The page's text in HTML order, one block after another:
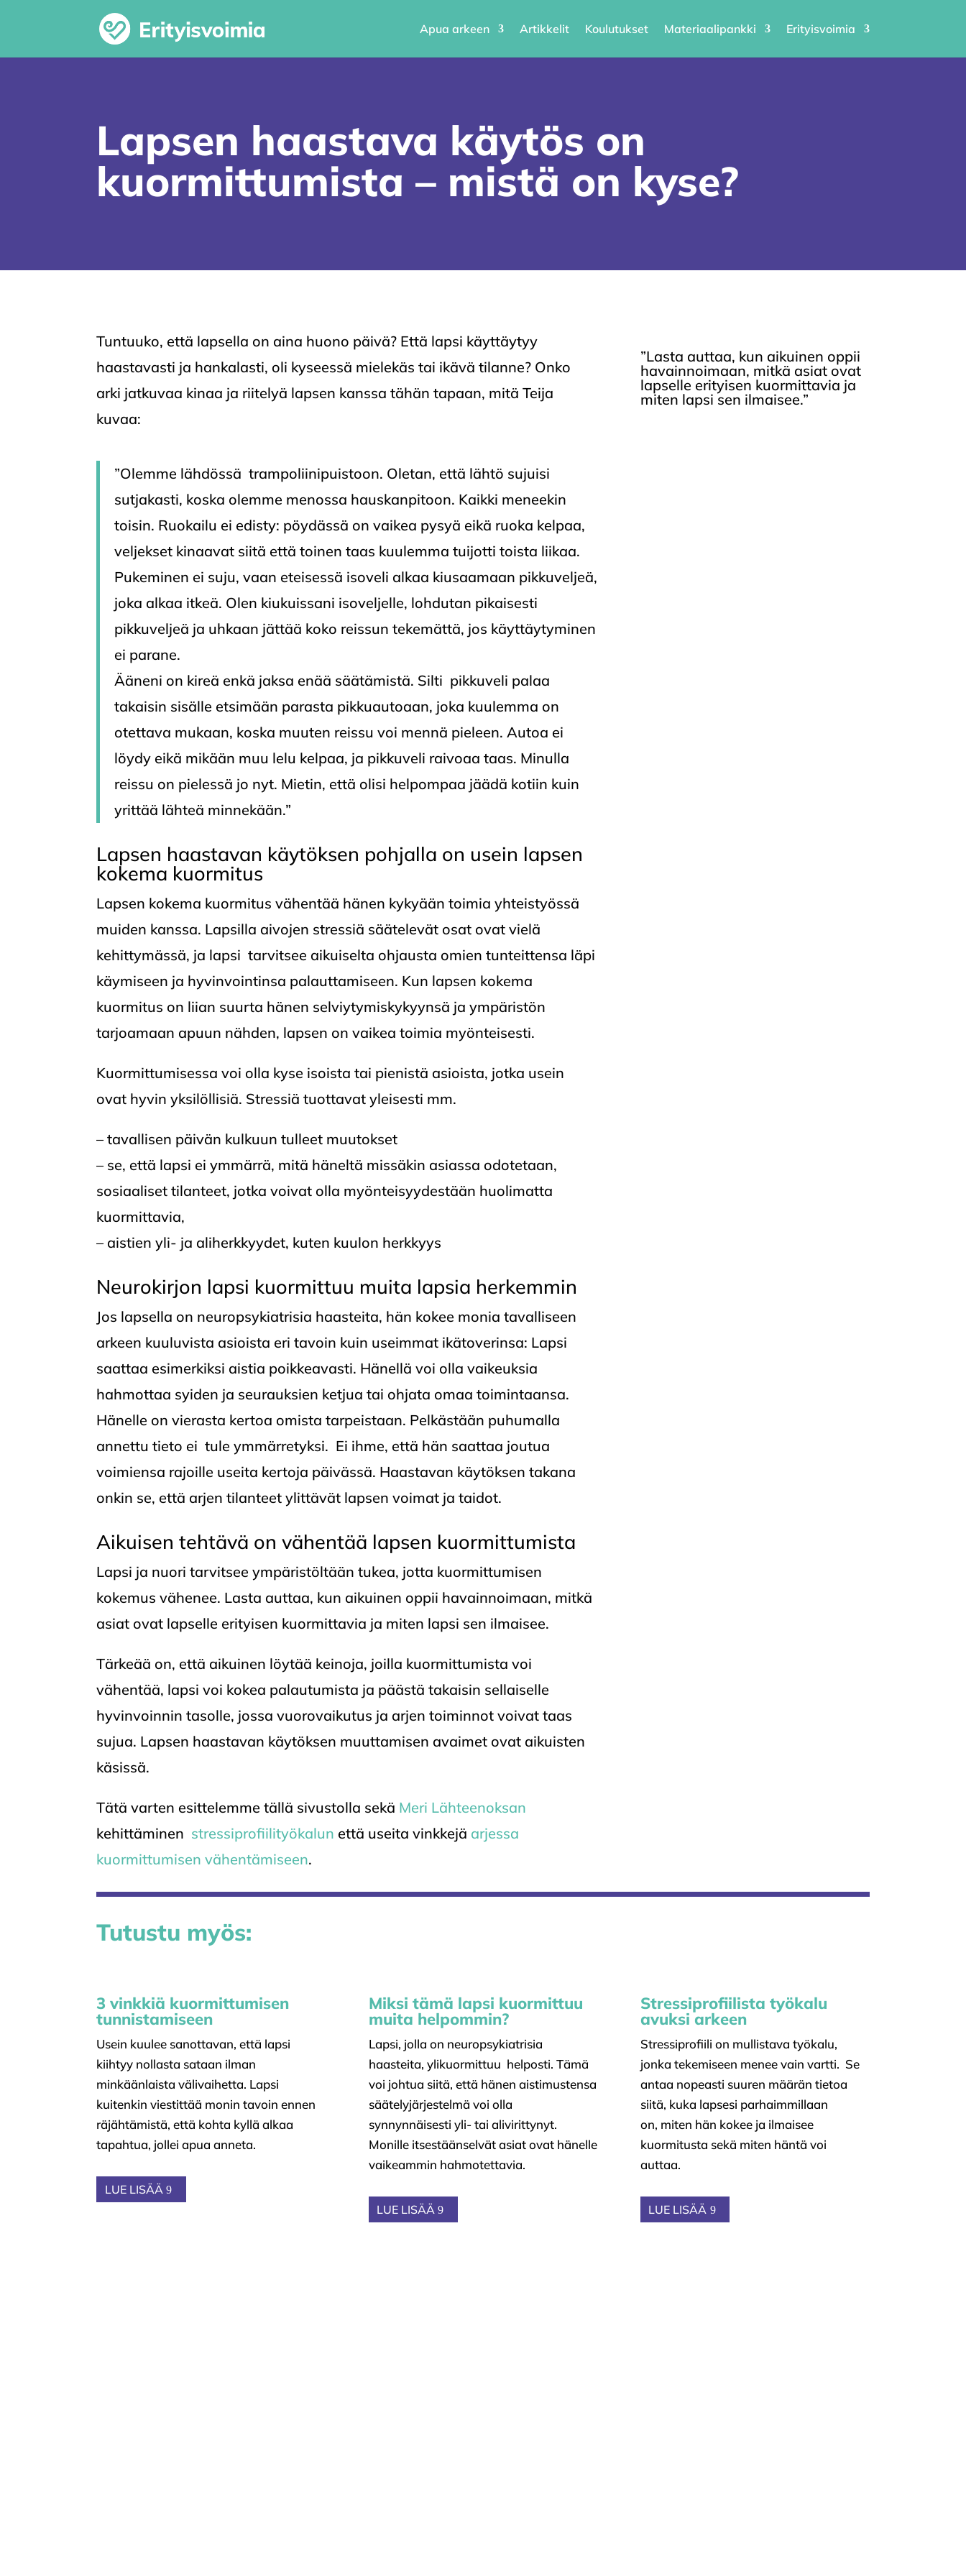
Apua arkeen Artikkelit Koulutukset Materiaalipankki Erityisvoimia
Lapsen haastava käytös on
kuormittumista – mistä on kyse?
Tuntuuko, että lapsella on aina huono päivä? Että lapsi käyttäytyy
haastavasti ja hankalasti, oli kyseessä mielekäs tai ikävä tilanne? Onko
arki jatkuvaa kinaa ja riitelyä lapsen kanssa tähän tapaan, mitä Teija
kuvaa:
”Olemme lähdössä trampoliinipuistoon. Oletan, että lähtö sujuisi
sutjakasti, koska olemme menossa hauskanpitoon. Kaikki meneekin
toisin. Ruokailu ei edisty: pöydässä on vaikea pysyä eikä ruoka kelpaa,
veljekset kinaavat siitä että toinen taas kuulemma tuijotti toista liikaa.
Pukeminen ei suju, vaan eteisessä isoveli alkaa kiusaamaan pikkuveljeä,
joka alkaa itkeä. Olen kiukuissani isoveljelle, lohdutan pikaisesti
pikkuveljeä ja uhkaan jättää koko reissun tekemättä, jos käyttäytyminen
ei parane.
Ääneni on kireä enkä jaksa enää säätämistä. Silti pikkuveli palaa
takaisin sisälle etsimään parasta pikkuautoaan, joka kuulemma on
otettava mukaan, koska muuten reissu voi mennä pieleen. Autoa ei
löydy eikä mikään muu lelu kelpaa, ja pikkuveli raivoaa taas. Minulla
reissu on pielessä jo nyt. Mietin, että olisi helpompaa jäädä kotiin kuin
yrittää lähteä minnekään.”
Lapsen haastavan käytöksen pohjalla on usein lapsen
kokema kuormitus
Lapsen kokema kuormitus vähentää hänen kykyään toimia yhteistyössä
muiden kanssa. Lapsilla aivojen stressiä säätelevät osat ovat vielä
kehittymässä, ja lapsi tarvitsee aikuiselta ohjausta omien tunteittensa läpi
käymiseen ja hyvinvointinsa palauttamiseen. Kun lapsen kokema
kuormitus on liian suurta hänen selviytymiskykyynsä ja ympäristön
tarjoamaan apuun nähden, lapsen on vaikea toimia myönteisesti.
Kuormittumisessa voi olla kyse isoista tai pienistä asioista, jotka usein
ovat hyvin yksilöllisiä. Stressiä tuottavat yleisesti mm.
– tavallisen päivän kulkuun tulleet muutokset
– se, että lapsi ei ymmärrä, mitä häneltä missäkin asiassa odotetaan,
sosiaaliset tilanteet, jotka voivat olla myönteisyydestään huolimatta
kuormittavia,
– aistien yli- ja aliherkkyydet, kuten kuulon herkkyys
Neurokirjon lapsi kuormittuu muita lapsia herkemmin
Jos lapsella on neuropsykiatrisia haasteita, hän kokee monia tavalliseen
arkeen kuuluvista asioista eri tavoin kuin useimmat ikätoverinsa: Lapsi
saattaa esimerkiksi aistia poikkeavasti. Hänellä voi olla vaikeuksia
hahmottaa syiden ja seurauksien ketjua tai ohjata omaa toimintaansa.
Hänelle on vierasta kertoa omista tarpeistaan. Pelkästään puhumalla
annettu tieto ei tule ymmärretyksi. Ei ihme, että hän saattaa joutua
voimiensa rajoille useita kertoja päivässä. Haastavan käytöksen takana
onkin se, että arjen tilanteet ylittävät lapsen voimat ja taidot.
Aikuisen tehtävä on vähentää lapsen kuormittumista
Lapsi ja nuori tarvitsee ympäristöltään tukea, jotta kuormittumisen
kokemus vähenee. Lasta auttaa, kun aikuinen oppii havainnoimaan, mitkä
asiat ovat lapselle erityisen kuormittavia ja miten lapsi sen ilmaisee.
Tärkeää on, että aikuinen löytää keinoja, joilla kuormittumista voi
vähentää, lapsi voi kokea palautumista ja päästä takaisin sellaiselle
hyvinvoinnin tasolle, jossa vuorovaikutus ja arjen toiminnot voivat taas
sujua. Lapsen haastavan käytöksen muuttamisen avaimet ovat aikuisten
käsissä.
Tätä varten esittelemme tällä sivustolla sekä Meri Lähteenoksan
kehittäminen stressiprofiilityökalun että useita vinkkejä arjessa
kuormittumisen vähentämiseen.
”Lasta auttaa, kun aikuinen oppii
havainnoimaan, mitkä asiat ovat
lapselle erityisen kuormittavia ja
miten lapsi sen ilmaisee.”
Tutustu myös:
3 vinkkiä kuormittumisen
tunnistamiseen
Usein kuulee sanottavan, että lapsi
kiihtyy nollasta sataan ilman
minkäänlaista välivaihetta. Lapsi
kuitenkin viestittää monin tavoin ennen
räjähtämistä, että kohta kyllä alkaa
tapahtua, jollei apua anneta.
LUE LISÄÄ
Miksi tämä lapsi kuormittuu
muita helpommin?
Lapsi, jolla on neuropsykiatrisia
haasteita, ylikuormittuu helposti. Tämä
voi johtua siitä, että hänen aistimustensa
säätelyjärjestelmä voi olla
synnynnäisesti yli- tai alivirittynyt.
Monille itsestäänselvät asiat ovat hänelle
vaikeammin hahmotettavia.
LUE LISÄÄ
Stressiprofiilista työkalu
avuksi arkeen
Stressiprofiili on mullistava työkalu,
jonka tekemiseen menee vain vartti. Se
antaa nopeasti suuren määrän tietoa
siitä, kuka lapsesi parhaimmillaan
on, miten hän kokee ja ilmaisee
kuormitusta sekä miten häntä voi
auttaa.
LUE LISÄÄ